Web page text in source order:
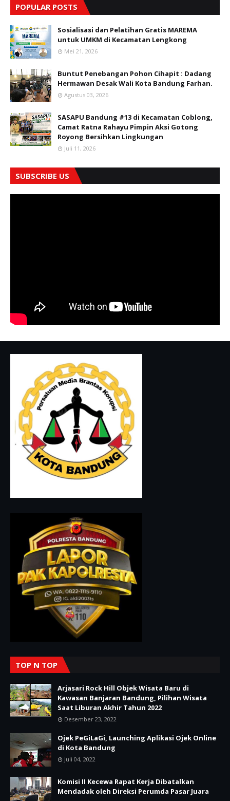
POPULAR POSTS
Sosialisasi dan Pelatihan Gratis MAREMA
untuk UMKM di Kecamatan Lengkong
Mei 21, 2026
Buntut Penebangan Pohon Cihapit : Dadang
Hermawan Desak Wali Kota Bandung Farhan.
Agustus 03, 2026
SASAPU Bandung #13 di Kecamatan Coblong,
Camat Ratna Rahayu Pimpin Aksi Gotong
Royong Bersihkan Lingkungan
Juli 11, 2026
SUBSCRIBE US
TOP N TOP
Arjasari Rock Hill Objek Wisata Baru di
Kawasan Banjaran Bandung, Pilihan Wisata
Saat Liburan Akhir Tahun 2022
Desember 23, 2022
Ojek PeGiLaGi, Launching Aplikasi Ojek Online
di Kota Bandung
Juli 04, 2022
Komisi II Kecewa Rapat Kerja Dibatalkan
Mendadak oleh Direksi Perumda Pasar Juara